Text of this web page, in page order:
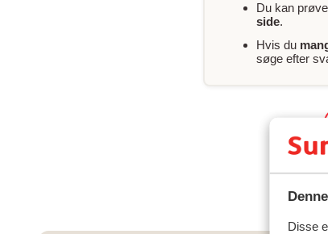
Disse
Du kan
side.
Hvis du
søge efter